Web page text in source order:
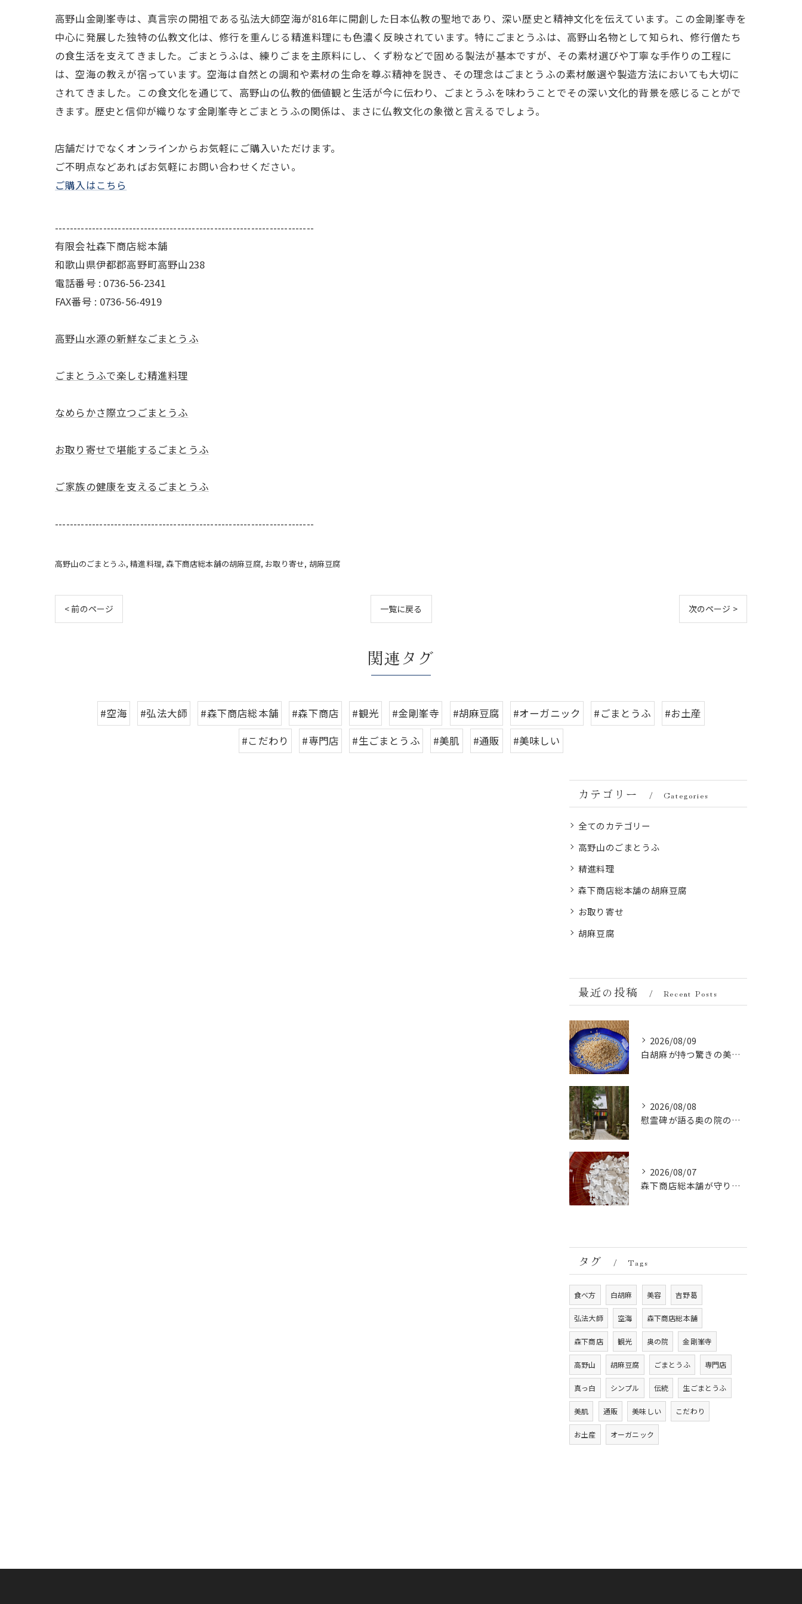
高野山金剛峯寺は、真言宗の開祖である弘法大師空海が816年に開創した日本仏教の聖地であり、深い歴史と精神文化を伝えています。この金剛峯寺を
中心に発展した独特の仏教文化は、修行を重んじる精進料理にも色濃く反映されています。特にごまとうふは、高野山名物として知られ、修行僧たち
の食生活を支えてきました。ごまとうふは、練りごまを主原料にし、くず粉などで固める製法が基本ですが、その素材選びや丁寧な手作りの工程に
は、空海の教えが宿っています。空海は自然との調和や素材の生命を尊ぶ精神を説き、その理念はごまとうふの素材厳選や製造方法においても大切に
されてきました。この食文化を通じて、高野山の仏教的価値観と生活が今に伝わり、ごまとうふを味わうことでその深い文化的背景を感じることがで
きます。歴史と信仰が織りなす金剛峯寺とごまとうふの関係は、まさに仏教文化の象徴と言えるでしょう。
店舗だけでなくオンラインからお気軽にご購入いただけます。
ご不明点などあればお気軽にお問い合わせください。
ご購入はこちら
----------------------------------------------------------------------
有限会社森下商店総本舗
和歌山県伊都郡高野町高野山238
電話番号 : 0736-56-2341
FAX番号 : 0736-56-4919
高野山水源の新鮮なごまとうふ
ごまとうふで楽しむ精進料理
なめらかさ際立つごまとうふ
お取り寄せで堪能するごまとうふ
ご家族の健康を支えるごまとうふ
----------------------------------------------------------------------
高野山のごまとうふ 精進料理 森下商店総本舗の胡麻豆腐 お取り寄せ 胡麻豆腐
< 前のページ 一覧に戻る 次のページ >
関連タグ
#空海 #弘法大師 #森下商店総本舗 #森下商店 #観光 #金剛峯寺 #胡麻豆腐 #オーガニック #ごまとうふ
#お土産
#こだわり
#専門店 #生ごまとうふ #美肌 #通販 #美味しい
カテゴリー Categories
全てのカテゴリー
高野山のごまとうふ
精進料理
森下商店総本舗の胡麻豆腐
お取り寄せ
胡麻豆腐
最近の投稿 Recent Posts
2026/08/09
白胡麻が持つ驚きの美容成分とは？ビタミンとミネラルの秘密
2026/08/08
慰霊碑が語る奥の院の過去：祈りと歴史の中間地点
2026/08/07
森下商店総本舗が守り続ける伝統の胡麻豆腐に使う吉野葛の純度と効能
タグ Tags
食べ方 白胡麻 美容 吉野葛
弘法大師 空海 森下商店総本舗
森下商店 観光 奥の院 金剛峯寺
高野山 胡麻豆腐 ごまとうふ 専門店
真っ白 シンプル 伝統 生ごまとうふ
美肌 通販 美味しい こだわり
お土産 オーガニック